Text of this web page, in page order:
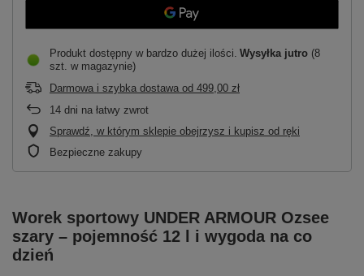
Produkt dostępny w bardzo dużej ilości Wysyłka jutro (8
szt. w magazynie)
Darmowa i szybka dostawa od 499,00 zł
14 dni na łatwy zwrot
Sprawdź, w którym sklepie obejrzysz i kupisz od ręki
Bezpieczne zakupy
Worek sportowy UNDER ARMOUR Ozsee
szary – pojemność 12 l i wygoda na co
dzień